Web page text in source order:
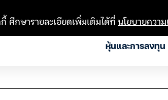
หุ้นและการลงทุน
ศึกษารายละเอียดเพิ่มเติมได้ที่นโยบายควา